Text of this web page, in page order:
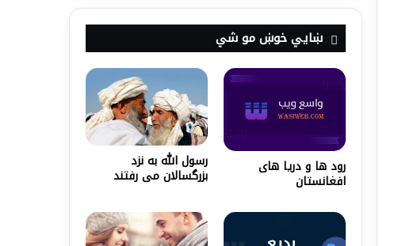
ښايي خوښ مو شي
رود ها و دریا های
افغانستان
رسول الله به نزد
بزرگسالان می رفتند